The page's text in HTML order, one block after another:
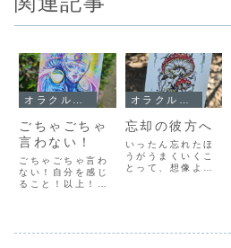
オラクルメッセージ
ごちゃごちゃ
言わない！
ごちゃごちゃ言わ
ない！自分を感じ
ること！以上！
オラクルメッセージ
忘却の彼方へ
いったん忘れたほ
うがうまくいくこ
とって、想像より